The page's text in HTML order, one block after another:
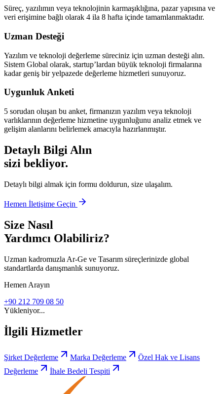
Süreç, yazılımın veya teknolojinin karmaşıklığına, pazar yapısına ve
veri erişimine bağlı olarak 4 ila 8 hafta içinde tamamlanmaktadır.
Uzman Desteği
Yazılım ve teknoloji değerleme süreciniz için uzman desteği alın.
Sistem Global olarak, startup’lardan büyük teknoloji firmalarına
kadar geniş bir yelpazede değerleme hizmetleri sunuyoruz.
Uygunluk Anketi
5 sorudan oluşan bu anket, firmanızın yazılım veya teknoloji
varlıklarının değerleme hizmetine uygunluğunu analiz etmek ve
gelişim alanlarını belirlemek amacıyla hazırlanmıştır.
Detaylı Bilgi Alın
sizi bekliyor.
Detaylı bilgi almak için formu doldurun, size ulaşalım.
Hemen İletişime Geçin
Size Nasıl
Yardımcı Olabiliriz?
Uzman kadromuzla Ar-Ge ve Tasarım süreçlerinizde global
standartlarda danışmanlık sunuyoruz.
Hemen Arayın
+90 212 709 08 50
Yükleniyor...
İlgili Hizmetler
Şirket Değerleme Marka Değerleme
Özel Hak ve Lisans
Değerleme
İhale Bedeli Tespiti